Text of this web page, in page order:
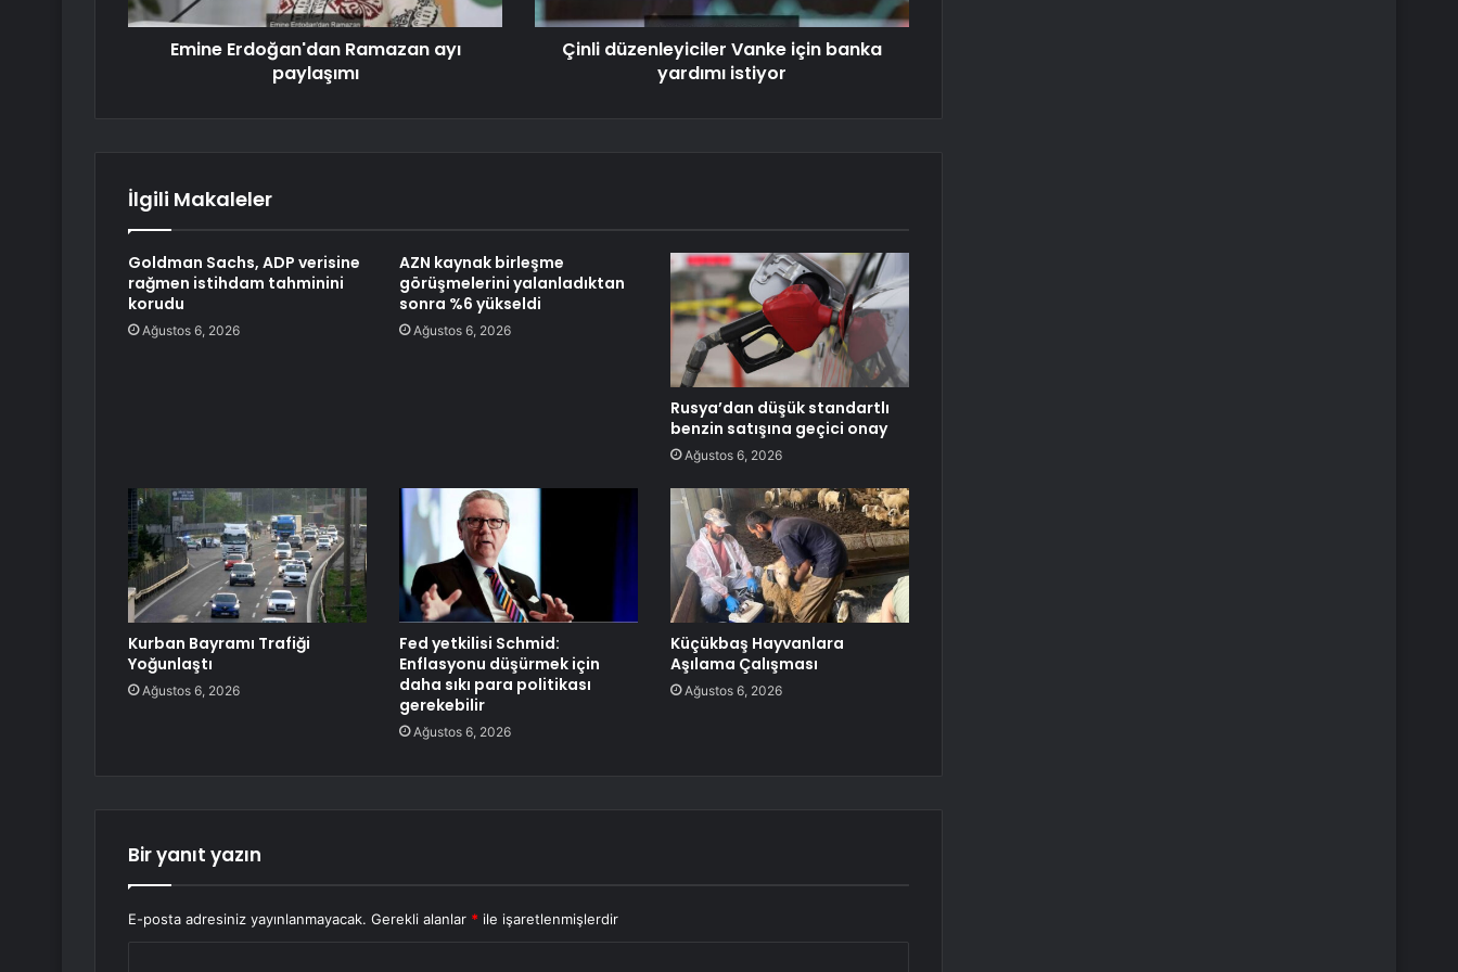
Emine Erdoğan'dan Ramazan ayı
paylaşımı
Çinli düzenleyiciler Vanke için banka
yardımı istiyor
İlgili Makaleler
Goldman Sachs, ADP verisine
rağmen istihdam tahminini
korudu
Ağustos 6, 2026
AZN kaynak birleşme
görüşmelerini yalanladıktan
sonra %6 yükseldi
Ağustos 6, 2026
Rusya’dan düşük standartlı
benzin satışına geçici onay
Ağustos 6, 2026
Kurban Bayramı Trafiği
Yoğunlaştı
Ağustos 6, 2026
Fed yetkilisi Schmid:
Enflasyonu düşürmek için
daha sıkı para politikası
gerekebilir
Ağustos 6, 2026
Küçükbaş Hayvanlara
Aşılama Çalışması
Ağustos 6, 2026
Bir yanıt yazın
E-posta adresiniz yayınlanmayacak. Gerekli alanlar * ile işaretlenmişlerdir